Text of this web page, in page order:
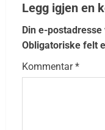
Legg igjen en
Din e-
Obligatoriske felt
Kommentar*